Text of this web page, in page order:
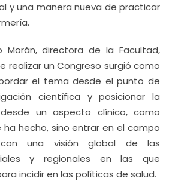
y una manera nueva de practicar
Morán, directora de la Facultad,
realizar un Congreso surgió como
el tema desde el punto de
científica y posicionar la
un aspecto clínico, como
hecho, sino entrar en el campo
una visión global de las
y regionales en las que
incidir en las políticas de salud.